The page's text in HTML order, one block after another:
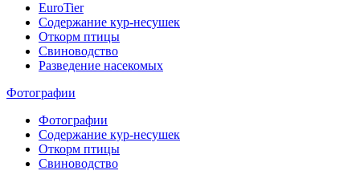
EuroTier
Содержание кур-несушек
Откорм птицы
Свиноводство
Разведение насекомых
Фотографии
Фотографии
Содержание кур-несушек
Откорм птицы
Свиноводство